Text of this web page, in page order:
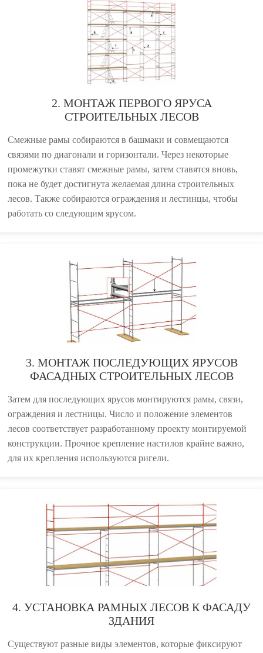
2. МОНТАЖ ПЕРВОГО ЯРУСА
СТРОИТЕЛЬНЫХ ЛЕСОВ
Смежные рамы собираются в башмаки и совмещаются
связями по диагонали и горизонтали. Через некоторые
промежутки ставят смежные рамы, затем ставятся вновь,
пока не будет достигнута желаемая длина строительных
лесов. Также собираются ограждения и лестинцы, чтобы
работать со следующим ярусом.
3. МОНТАЖ ПОСЛЕДУЮЩИХ ЯРУСОВ
ФАСАДНЫХ СТРОИТЕЛЬНЫХ ЛЕСОВ
Затем для последующих ярусов монтируются рамы, связи,
ограждения и лестницы. Число и положение элементов
лесов соответствует разработанному проекту монтируемой
конструкции. Прочное крепление настилов крайне важно,
для их крепления используются ригели.
4. УСТАНОВКА РАМНЫХ ЛЕСОВ К ФАСАДУ
ЗДАНИЯ
Существуют разные виды элементов, которые фиксируют